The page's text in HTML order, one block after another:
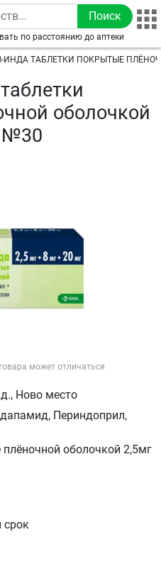
по расстоянию до аптеки
ИНДА ТАБЛЕТКИ ПОКРЫТЫЕ
оболочкой
№30
может отличаться
Ново место
Периндоприл,
оболочкой 2,5мг
срок